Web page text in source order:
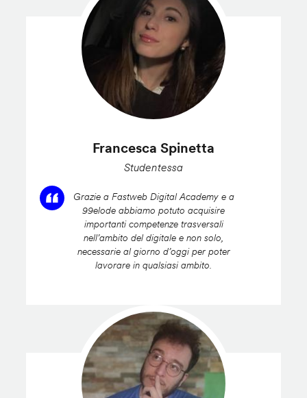
Francesca Spinetta
Studentessa
Grazie a Fastweb Digital Academy e a
99elode abbiamo potuto acquisire
importanti competenze trasversali
nell’ambito del digitale e non solo,
necessarie al giorno d’oggi per poter
lavorare in qualsiasi ambito.